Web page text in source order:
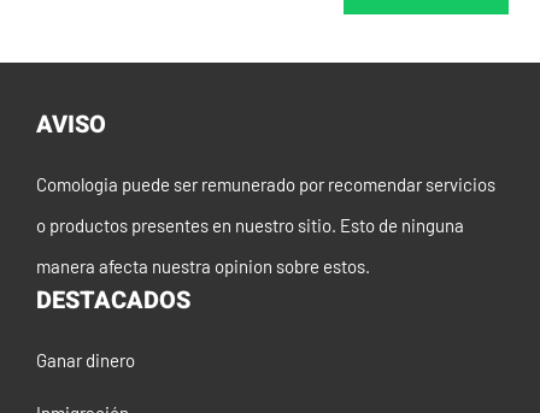
AVISO
Comologia puede ser remunerado por recomendar servicios
o productos presentes en nuestro sitio. Esto de ninguna
manera afecta nuestra opinion sobre estos.
DESTACADOS
Ganar dinero